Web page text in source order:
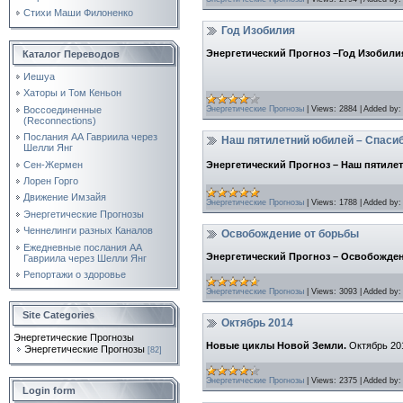
Стихи Маши Филоненко
Каталог Переводов
Иешуа
Хаторы и Том Кеньон
Воссоединенные
(Reconnections)
Послания АА Гавриила через
Шелли Янг
Сен-Жермен
Лорен Горго
Движение Имзайя
Энергетические Прогнозы
Ченнелинги разных Каналов
Ежедневные послания АА
Гавриила через Шелли Янг
Репортажи о здоровье
Site Categories
Энергетические Прогнозы
Энергетические Прогнозы [82]
Login form
Год Изобилия
Энергетический Прогноз –Год
Энергетические Прогнозы Views: 2884 Added by:
Наш пятилетний юбилей –
Энергетический Прогноз – Наш
Энергетические Прогнозы Views: 1788 Added by:
Освобождение от борьбы
Энергетический Прогноз –
Энергетические Прогнозы Views: 3093 Added by:
Октябрь 2014
Новые циклы Новой Земли. Октябрь
Энергетические Прогнозы Views: 2375 Added by: